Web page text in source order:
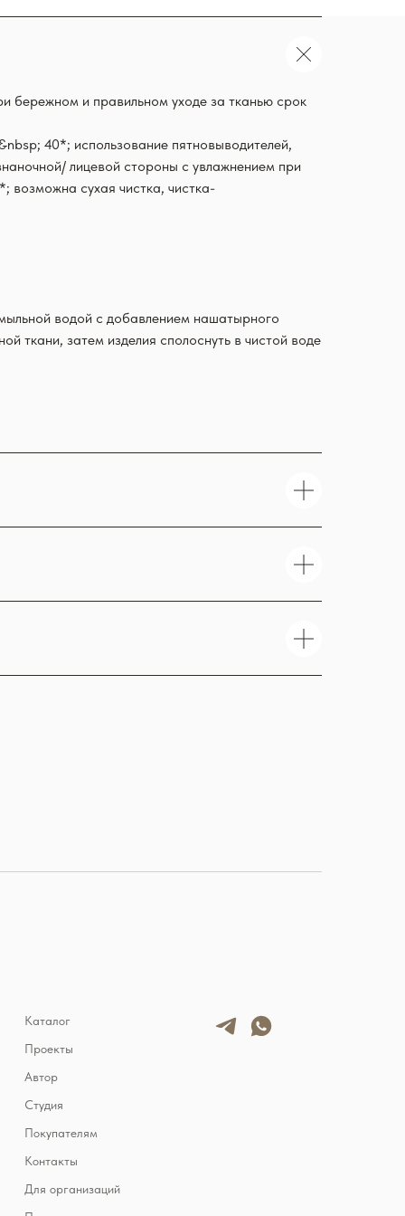
бережном и правильном уходе за тканью срок
40*; использование пятновыводителей,
лицевой стороны с увлажнением при
возможна сухая чистка, чистка-
водой с добавлением нашатырного
ткани, затем изделия сполоснуть в чистой воде
Каталог
Проекты
Автор
Студия
Покупателям
Контакты
Для организаций